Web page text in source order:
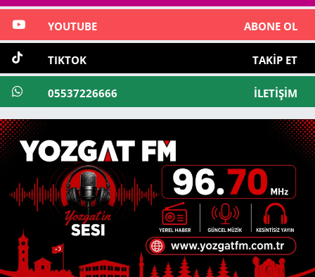
YOUTUBE ABONE OL
TIKTOK TAKIP ET
05537226666 İLETIŞIM